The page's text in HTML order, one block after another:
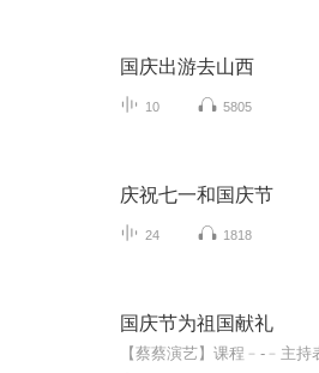
国庆出游去山西
10 5805
庆祝七一和国庆节
24 1818
国庆节为祖国献礼